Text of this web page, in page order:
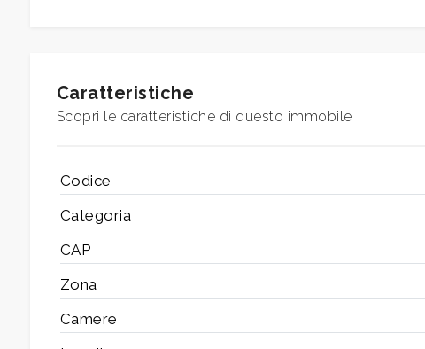
Caratteristiche
Scopri le caratteristiche di questo immobile
Codice
Categoria
CAP
Zona
Camere
Qualsiasi